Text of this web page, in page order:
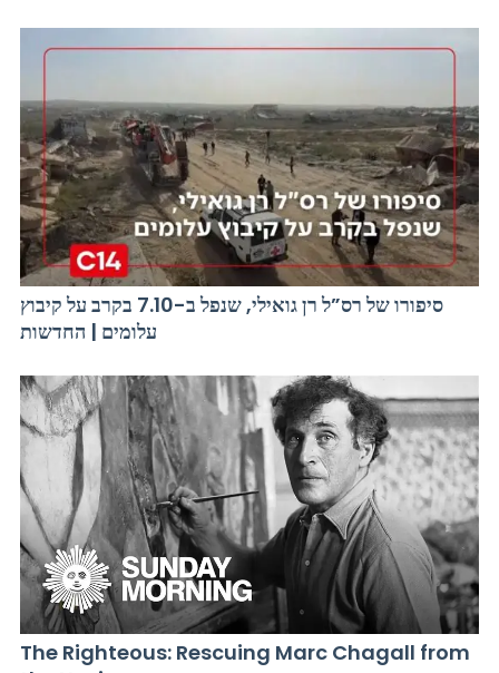
סיפורו של רס”ל רן גואילי, שנפל ב-7.10 בקרב על קיבוץ
עלומים | החדשות
The Righteous: Rescuing Marc Chagall from